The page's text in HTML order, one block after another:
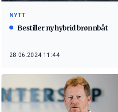
NYTT
Bestiller ny hybrid brønnbåt
28.06.2024 11:44